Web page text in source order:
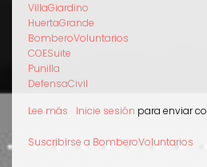
VillaGiardino
HuertaGrande
BomberoVoluntarios
COESuite
Punilla
DefensaCivil
Lee más sobre
Kuntur
Inicie sesión para enviar
Suscribirse a BomberoVoluntarios